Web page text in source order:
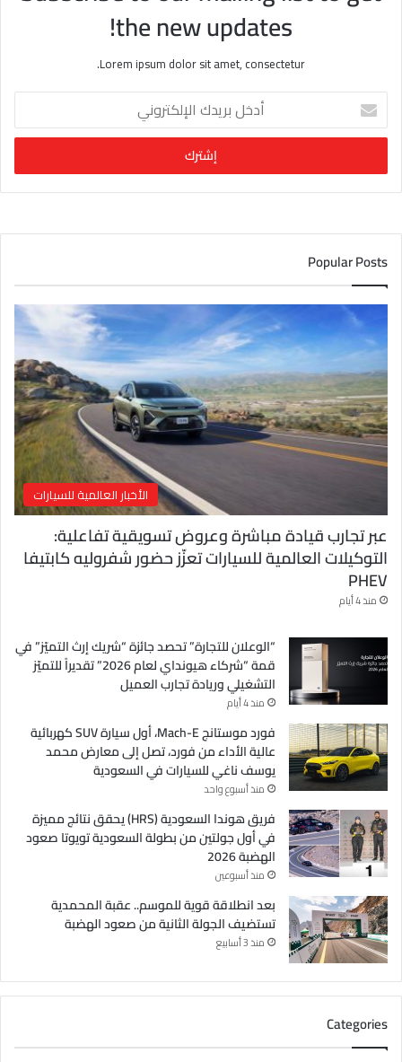
the new updates!
Lorem ipsum dolor sit amet, consectetur.
خ
ب
ر
د
ا
ل
إ
ل
ك
ت
ر
و
ن
ي
Popular Posts
الأخبار العالمية للسيارات
عبر تجارب قيادة مباشرة وعروض تسويقية تفاعلية:
التوكيلات العالمية للسيارات تعزّز حضور شفروليه كابتيفا
PHEV
منذ 4 أيام
“الوعلان للتجارة” تحصد جائزة “شريك إرث التميّز” في
قمة “شركاء هيونداي لعام 2026” تقديراً للتميّز
التشغيلي وريادة تجارب العميل
منذ 4 أيام
فورد موستانج Mach-E، أول سيارة SUV كهربائية
عالية الأداء من فورد، تصل إلى معارض محمد
يوسف ناغي للسيارات في السعودية
منذ أسبوع واحد
فريق هوندا السعودية (HRS) يحقق نتائج مميزة
في أول جولتين من بطولة السعودية تويوتا صعود
الهضبة 2026
منذ أسبوعين
بعد انطلاقة قوية للموسم.. عقبة المحمدية
تستضيف الجولة الثانية من صعود الهضبة
منذ 3 أسابيع
Categories